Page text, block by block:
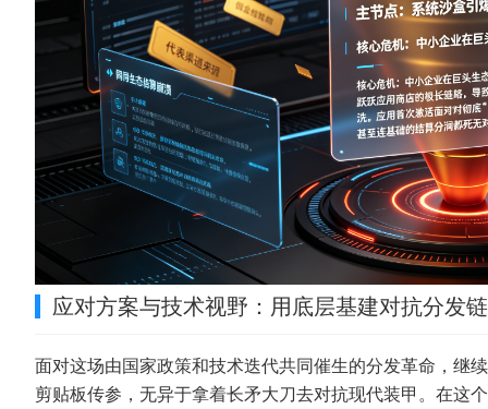
应对方案与技术视野：用底层基建对抗分发
面对这场由国家政策和技术迭代共同催生的分发革命，继
剪贴板传参，无异于拿着长矛大刀去对抗现代装甲。在这